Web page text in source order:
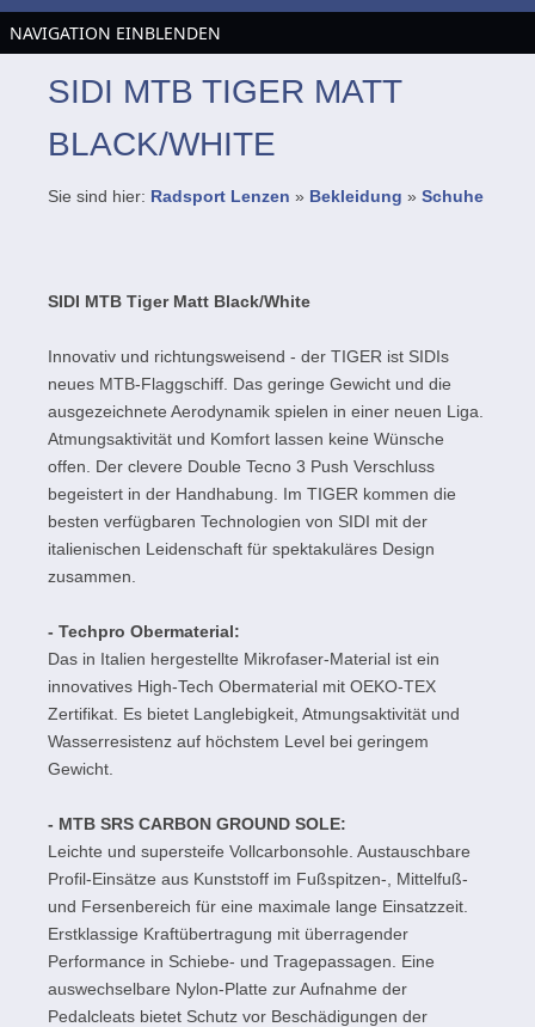
NAVIGATION EINBLENDEN
SIDI MTB TIGER MATT
BLACK/WHITE
Sie sind hier: Radsport Lenzen » Bekleidung » Schuhe
SIDI MTB Tiger Matt Black/White
Innovativ und richtungsweisend - der TIGER ist SIDIs
neues MTB-Flaggschiff. Das geringe Gewicht und die
ausgezeichnete Aerodynamik spielen in einer neuen Liga.
Atmungsaktivität und Komfort lassen keine Wünsche
offen. Der clevere Double Tecno 3 Push Verschluss
begeistert in der Handhabung. Im TIGER kommen die
besten verfügbaren Technologien von SIDI mit der
italienischen Leidenschaft für spektakuläres Design
zusammen.
- Techpro Obermaterial:
Das in Italien hergestellte Mikrofaser-Material ist ein
innovatives High-Tech Obermaterial mit OEKO-TEX
Zertifikat. Es bietet Langlebigkeit, Atmungsaktivität und
Wasserresistenz auf höchstem Level bei geringem
Gewicht.
- MTB SRS CARBON GROUND SOLE:
Leichte und supersteife Vollcarbonsohle. Austauschbare
Profil-Einsätze aus Kunststoff im Fußspitzen-, Mittelfuß-
und Fersenbereich für eine maximale lange Einsatzzeit.
Erstklassige Kraftübertragung mit überragender
Performance in Schiebe- und Tragepassagen. Eine
auswechselbare Nylon-Platte zur Aufnahme der
Pedalcleats bietet Schutz vor Beschädigungen der